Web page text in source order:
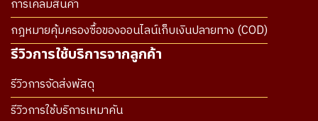
การเคลมสินค้า
กฎหมายคุ้มครองซื้อของออนไลน์เก็บเงินปลายทาง (COD)
รีวิวการใช้บริการจากลูกค้า
รีวิวการจัดส่งพัสดุ
รีวิวการใช้บริการเหมาคัน